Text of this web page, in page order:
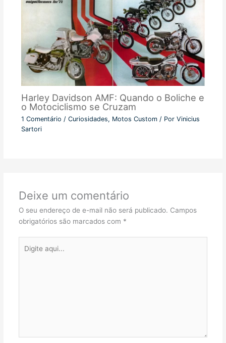
Harley Davidson AMF: Quando o Boliche e
o Motociclismo se Cruzam
1 Comentário / Curiosidades, Motos Custom/ Por Vinicius
Sartori
Deixe um comentário
O seu endereço de e-mail não será publicado. Campos
obrigatórios são marcados com *
aqui...